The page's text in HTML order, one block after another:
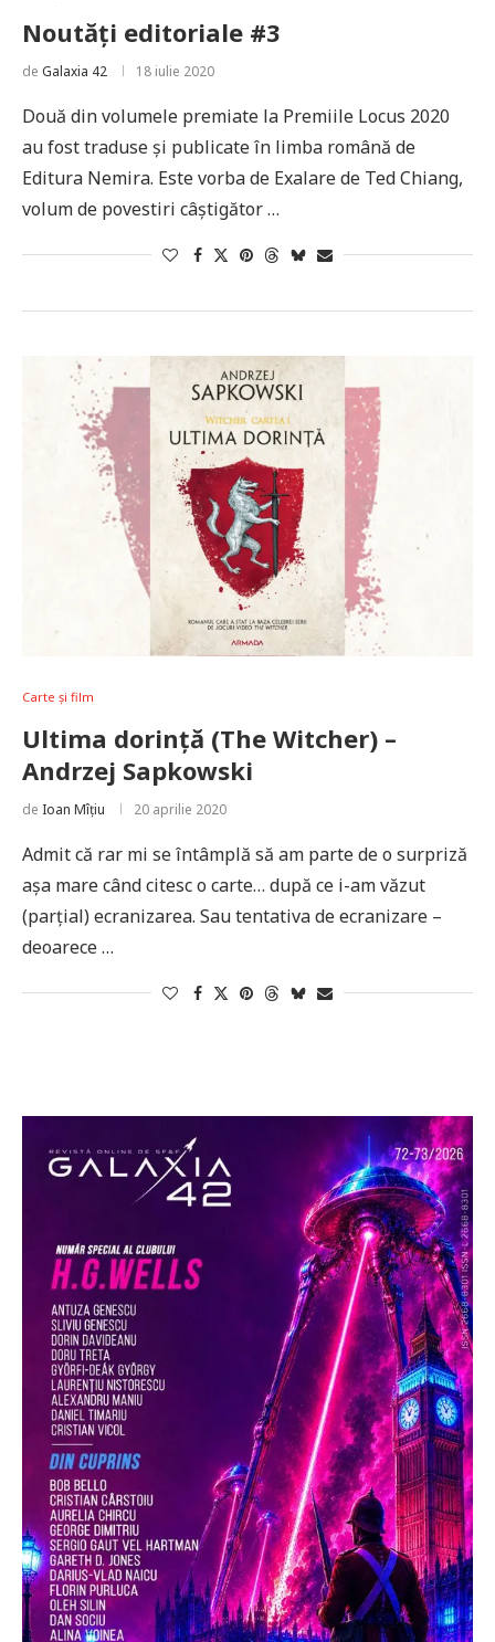
Noutăți editoriale #3
de Galaxia 42 18 iulie 2020
Două din volumele premiate la Premiile Locus 2020
au fost traduse și publicate în limba română de
Editura Nemira. Este vorba de Exalare de Ted Chiang,
volum de povestiri câștigător …
Carte și film
Ultima dorință (The Witcher) –
Andrzej Sapkowski
de Ioan Mîțiu 20 aprilie 2020
Admit că rar mi se întâmplă să am parte de o surpriză
așa mare când citesc o carte… după ce i-am văzut
(parțial) ecranizarea. Sau tentativa de ecranizare –
deoarece …